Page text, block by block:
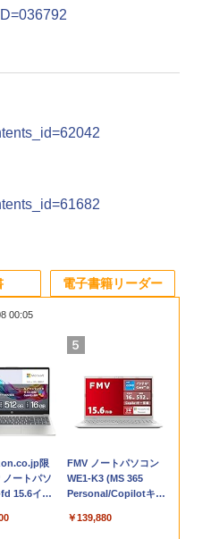
00:05
限
ノートパソ
15.6イン
インテ
FMV ノートパソコン
WE1-K3 (MS 365
Personal/Copilotキー
型/Core i5/16GB/SSD
￥139,880
電子書籍リーダー